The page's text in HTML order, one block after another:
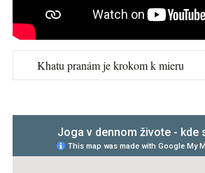
Khatu pranám je krokom k mieru